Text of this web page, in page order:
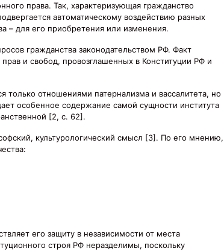
права. Так, характеризующая гражданство
автоматическому воздействию разных
– для его приобретения или изменения.
гражданства законодательством РФ. Факт
и свобод, провозглашенных в Конституции РФ и
отношениями патернализма и вассалитета, но
особенное содержание самой сущности института
[2, с. 62].
культурологический смысл [3]. По его мнению,
его защиту в независимости от места
строя РФ неразделимы, поскольку